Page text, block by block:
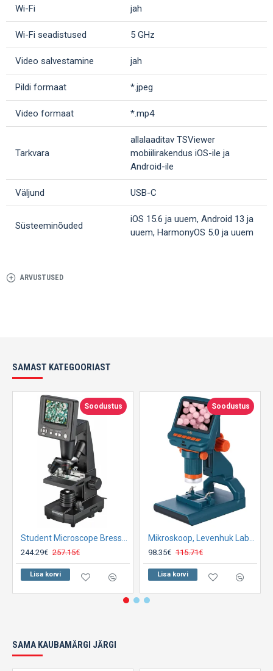
Wi-Fi jah
Wi-Fi seadistused 5 GHz
Video salvestamine jah
Pildi formaat *.jpeg
Video formaat *.mp4
Tarkvara
allalaaditav TSViewer
mobiilirakendus iOS-ile ja
Android-ile
Väljund USB-C
Süsteeminõuded
iOS 15.6 ja uuem, Android 13 ja
uuem, HarmonyOS 5.0 ja uuem
ARVUSTUSED
SAMAST KATEGOORIAST
Soodustus
244.29€ 257.15€
Lisa korvi
Soodustus
98.35€ 115.71€
Lisa korvi
SAMA KAUBAMÄRGI JÄRGI